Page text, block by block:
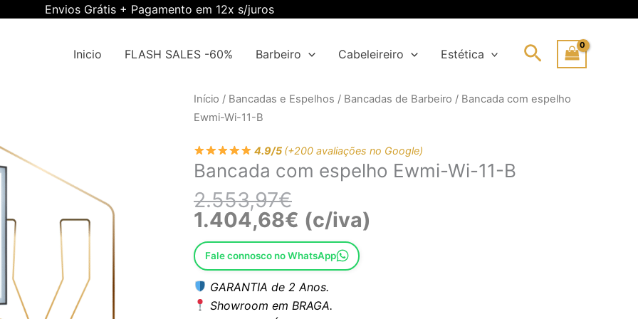
Envios Grátis + Pagamento em 12x s/juros
Inicio FLASH SALES -60% Barbeiro Cabeleireiro Estética Search
Início / Bancadas e Espelhos / Bancadas de Barbeiro / Bancada com espelho
Ewmi-Wi-11-B
4.9/5 (+200 avaliações no Google)
Bancada com espelho Ewmi-Wi-11-B
2.553,97€
O
era:
2.553,97€.
O
é:
1.404,68€.
1.404,68€ (c/iva)
Fale connosco no WhatsApp
GARANTIA de 2 Anos.
Showroom em BRAGA.
Quantidade
de
com
espelho
Ewmi-
Wi-
11-
B